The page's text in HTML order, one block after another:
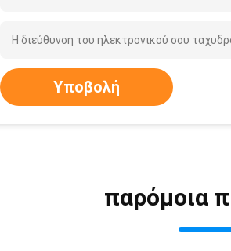
Υποβολή
παρόμοια